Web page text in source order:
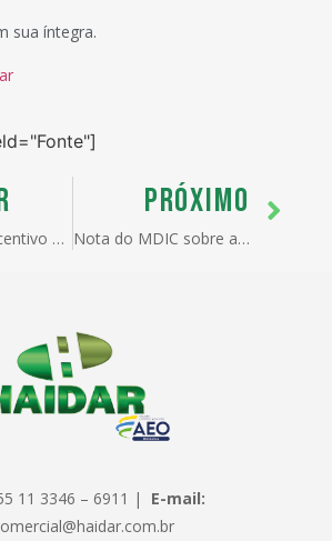
sua íntegra.
Sancionado incentivo fiscal a exportações por micro e pequenas empresas
PRÓXIMO
Nota do MDIC sobre a Ordem Executiva dos EUA direcionada às exportações brasileiras
11 3346 – 6911 | E-mail: